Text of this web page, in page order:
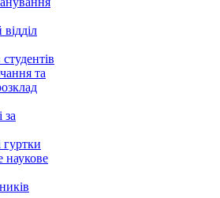
та
за
гуртки
наукове